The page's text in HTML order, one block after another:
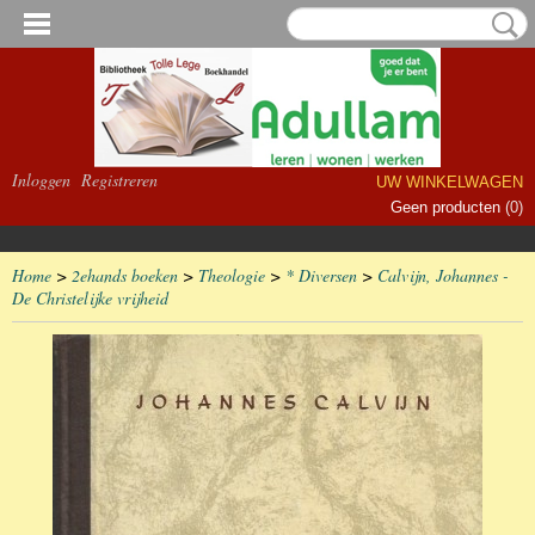
Inloggen Registreren
UW WINKELWAGEN
Geen producten (0)
Home > 2ehands boeken > Theologie > * Diversen > Calvijn, Johannes -
De Christelijke vrijheid